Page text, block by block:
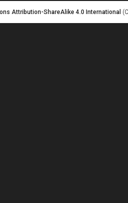
Attribution-ShareAlike 4.0 International